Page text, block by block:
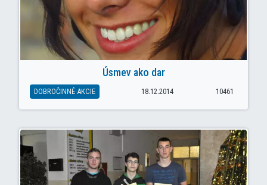
Úsmev ako dar
DOBROČINNÉ AKCIE 18.12.2014 10461